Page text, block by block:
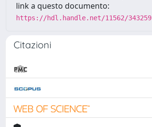
link a questo documento:
https://hdl.handle.net/11562/343259
Citazioni